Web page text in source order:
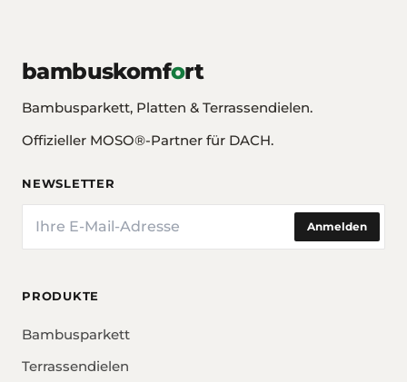
bambuskomfort
Bambusparkett, Platten & Terrassendielen.
Offizieller MOSO®-Partner für DACH.
NEWSLETTER
E-Mail
Anmelden
PRODUKTE
Bambusparkett
Terrassendielen